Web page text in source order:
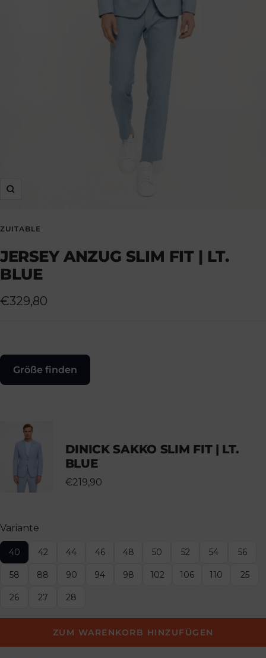
Zoom
ZUITABLE
JERSEY ANZUG SLIM FIT | LT.
BLUE
Angebotspreis
€329,80
Größe finden
DINICK SAKKO SLIM FIT | LT.
BLUE
€219,90
Variante
40 42 44 46 48 50 52 54 56
58 88 90 94 98 102 106 110 25
26 27 28
ZUM WARENKORB HINZUFÜGEN